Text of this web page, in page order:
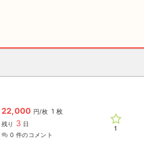
22,000 円/枚 1 枚
残り 3 日
0 件のコメント
1